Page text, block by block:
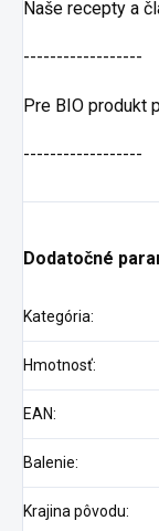
Naše recepty a
------------------
Pre BIO produkt
------------------
Dodatočné
Kategória:
Hmotnosť:
EAN:
Balenie:
Krajina pôvodu: